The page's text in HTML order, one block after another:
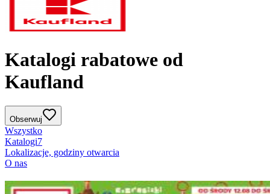
Katalogi rabatowe od
Kaufland
Obserwuj
Wszystko
Katalogi7
Lokalizacje, godziny otwarcia
O nas